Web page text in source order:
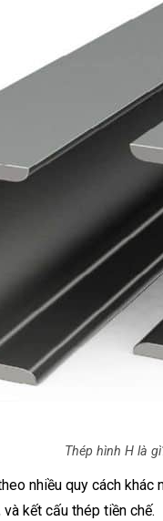
Thép hình H là
nhiều quy cách khác
kết cấu thép tiền chế.